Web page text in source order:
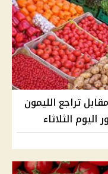
تراجع الليمون
الثلاثاء